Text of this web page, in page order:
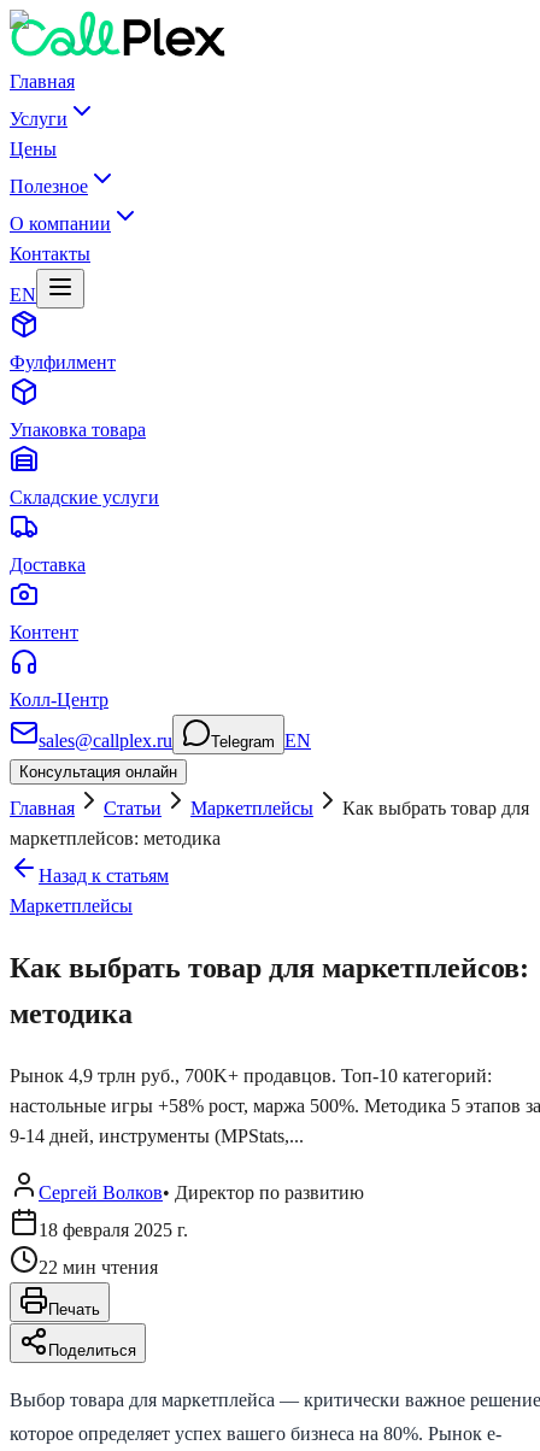
Главная
Услуги
Цены
Полезное
О компании
Контакты
EN
Фулфилмент
Упаковка товара
Складские услуги
Доставка
Контент
Колл-Центр
sales@callplex.ru
Telegram EN
Консультация онлайн
Главная Статьи Маркетплейсы
Как выбрать товар для
маркетплейсов: методика
Назад к статьям
Маркетплейсы
Как выбрать товар для маркетплейсов:
методика
Рынок 4,9 трлн руб., 700K+ продавцов. Топ-10 категорий:
настольные игры +58% рост, маржа 500%. Методика 5 этапов за
9-14 дней, инструменты (MPStats,...
Сергей Волков• Директор по развитию
18 февраля 2025 г.
22 мин чтения
Печать
Поделиться
Выбор товара для маркетплейса — критически важное
которое определяет успех вашего бизнеса на 80%. Рынок e-